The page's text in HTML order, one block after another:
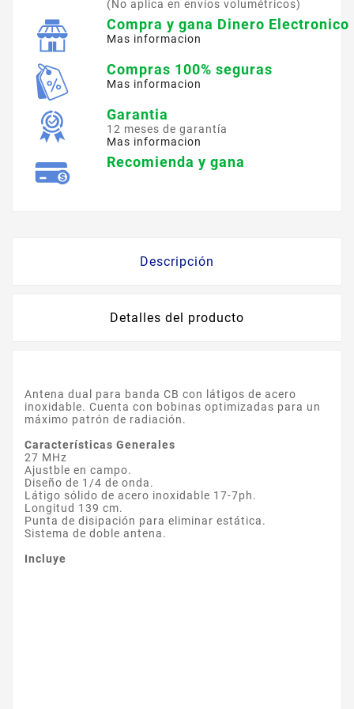
(No aplica en envíos volumétricos)
Compra y gana Dinero Electronico
Mas informacion
Compras 100% seguras
Mas informacion
Garantia
12 meses de garantía
Mas informacion
Recomienda y gana
Descripción
Detalles del producto
Antena dual para banda CB con látigos de acero
inoxidable. Cuenta con bobinas optimizadas para un
máximo patrón de radiación.
Características Generales
27 MHz
Ajustble en campo.
Diseño de 1/4 de onda.
Látigo sólido de acero inoxidable 17-7ph.
Longitud 139 cm.
Punta de disipación para eliminar estática.
Sistema de doble antena.
Incluye